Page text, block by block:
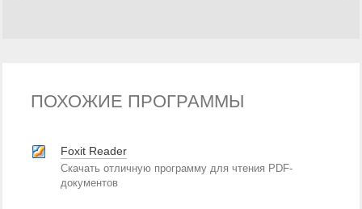
ПОХОЖИЕ ПРОГРАММЫ
Foxit Reader
Скачать отличную программу для чтения PDF-
документов